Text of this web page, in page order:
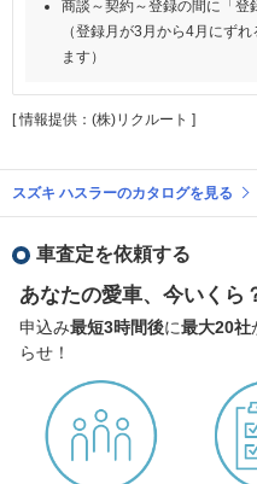
商談～契約～登録の間に「登
（登録月が3月から4月にず
ます）
[ 情報提供：(株)リクルート ]
スズキ ハスラーのカタログを見る
車査定を依頼する
あなたの愛車、今いくら
申込み最短3時間後に最大20社
らせ！